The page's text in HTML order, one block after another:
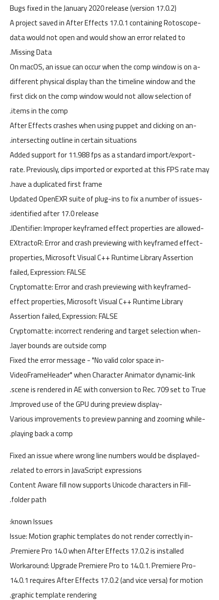
Bugs fixed in the January 2020 release (version 17.0.2)
-A project saved in After Effects 17.0.1 containing Rotoscope
data would not open and would show an error related to
Missing Data.
-On macOS, an issue can occur when the comp window is on a
different physical display than the timeline window and the
first click on the comp window would not allow selection of
items in the comp.
-After Effects crashes when using puppet and clicking on an
intersecting outline in certain situations.
-Added support for 11.988 fps as a standard import/export
rate. Previously, clips imported or exported at this FPS rate may
have a duplicated first frame.
-Updated OpenEXR suite of plug-ins to fix a number of issues
identified after 17.0 release:
-IDentifier: Improper keyframed effect properties are allowed.
-EXtractoR: Error and crash previewing with keyframed effect
properties, Microsoft Visual C++ Runtime Library Assertion
failed, Expression: FALSE
-Cryptomatte: Error and crash previewing with keyframed
effect properties, Microsoft Visual C++ Runtime Library
Assertion failed, Expression: FALSE
-Cryptomatte: incorrect rendering and target selection when
layer bounds are outside comp.
-Fixed the error message - "No valid color space in
VideoFrameHeader" when Character Animator dynamic-link
scene is rendered in AE with conversion to Rec. 709 set to True.
-Improved use of the GPU during preview display.
-Various improvements to preview panning and zooming while
playing back a comp.
-Fixed an issue where wrong line numbers would be displayed
related to errors in JavaScript expressions.
-Content Aware fill now supports Unicode characters in Fill
folder path.
known Issues:
-Issue: Motion graphic templates do not render correctly in
Premiere Pro 14.0 when After Effects 17.0.2 is installed.
-Workaround: Upgrade Premiere Pro to 14.0.1. Premiere Pro
14.0.1 requires After Effects 17.0.2 (and vice versa) for motion
graphic template rendering.